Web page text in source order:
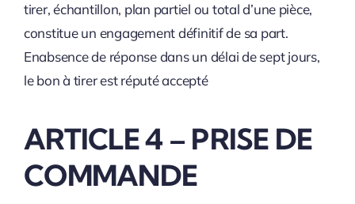
tirer, échantillon, plan partiel ou total d’une pièce,
constitue un engagement définitif de sa part.
Enabsence de réponse dans un délai de sept jours,
le bon à tirer est réputé accepté
ARTICLE 4 – PRISE DE
COMMANDE